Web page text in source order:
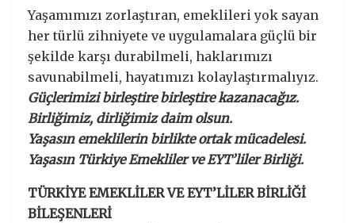
Yaşamımızı zorlaştıran, emeklileri yok sayan
her türlü zihniyete ve uygulamalara güçlü bir
şekilde karşı durabilmeli, haklarımızı
savunabilmeli, hayatımızı kolaylaştırmalıyız.
Güçlerimizi birleştire birleştire kazanacağız.
Birliğimiz, dirliğimiz daim olsun.
Yaşasın emeklilerin birlikte ortak mücadelesi.
Yaşasın Türkiye Emekliler ve EYT’liler Birliği.
TÜRKİYE EMEKLİLER VE EYT’LİLER BİRLİĞİ
BİLEŞENLERİ